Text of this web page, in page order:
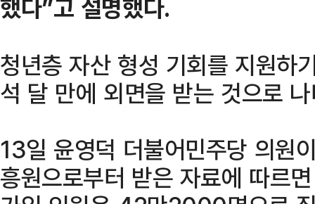
했다”고 설명했다.
청년층 자산 형성 기회를 지원하
석 달 만에 외면을 받는 것으로
13일 윤영덕 더불어민주당 의원
흥원으로부터 받은 자료에 따르